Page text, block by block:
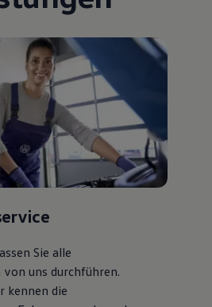
Sie alle
uns durchführen.
kennen die